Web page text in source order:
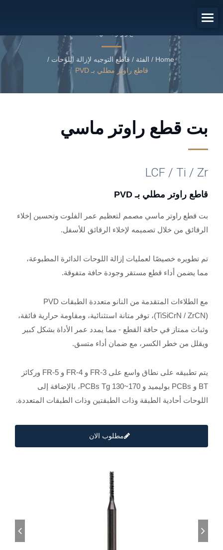
Home
/ الفئة / قاطع التوجيه لإزالة اللوحات /
قاطع راوتر مطلي بـ PVD
بت قطع راوتر ماسي
LCF / Ti / Zr
قاطع راوتر مطلي بـ PVD
بت قطع راوتر ماسي مصمم لتعظيم عمر الفلوت وتحسين إخلاء
الرقائق من خلال تصميمه لإخلاء الرقائق للأسفل.
تم تطويره خصيصًا لعمليات إزالة اللوحات الدائرة المطبوعة،
مما يضمن أداء قطع مستقر وجودة حافة متفوقة.
مع الطلاءات المتقدمة من النانو متعددة الطبقات PVD
(TiSiCrN / ZrCN)، توفر متانة استثنائية، ومقاومة حرارية فائقة،
وثبات ممتاز في حافة القطع - مما يمدد عمر الأداة بشكل كبير
ويقلل من خطر الكسر، مع ضمان أداء متسق.
يتم تطبيقه على نطاق واسع على FR-3 و FR-4 و FR-5 وركائز
BT و PCBs بوليميد و PCBs Tg 130~170، بالإضافة إلى
اللوحات أحادية الطبقة وذات الطبقتين وذات الطبقات المتعددة.
مطلوب الان